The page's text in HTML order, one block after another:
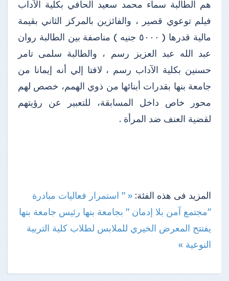
هم الطالبة سماء محمد سعيد الحافي بكلية الآداب
فيلم توعوي قصير ، والفائزين بالمركز الثاني بقيمة
مالية قدرها ( ٥٠٠٠ جنيه ) مناصفة بين الطالبة روان
عبد الله عبد العزيز رسم ، والطالبة سلمى تامر
حسنين بكلية الآداب رسم ، لافتا إلي أنه إيمانا من
جامعة بنها بقدرات أبنائها من ذوي الهمم، خصص لهم
محور خاص داخل المسابقة، للتعبير عن رؤيتهم
لقضية العنف ضد المرأة .
المزيد فى هذه الفئة: « " استمرار فعاليات مبادرة
"مجتمع آمن بلا إدمان " بجامعة بنها رئيس جامعة بنها
يفتتح المعرض الخيري للملابس لطلاب كلية التربية
النوعية »